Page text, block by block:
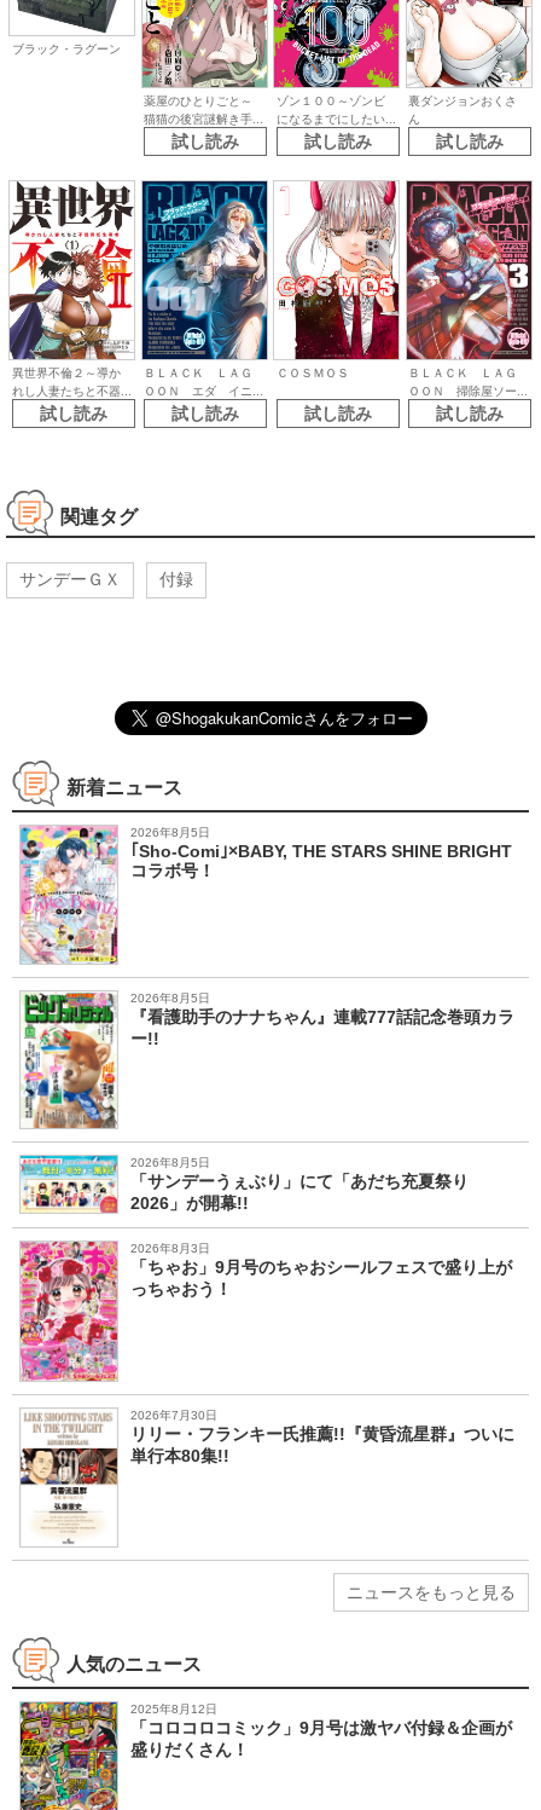
ブラック・ラグーン
薬屋のひとりごと～
猫猫の後宮謎解き手...
試し読み
ゾン１００～ゾンビ
になるまでにしたい...
試し読み
裏ダンジョンおくさ
ん
試し読み
異世界不倫２～導か
れし人妻たちと不器...
試し読み
ＢＬＡＣＫ ＬＡＧ
ＯＯＮ エダ イニ...
試し読み
ＣＯＳＭＯＳ
試し読み
ＢＬＡＣＫ ＬＡＧ
ＯＯＮ 掃除屋ソー...
試し読み
関連タグ
サンデーＧＸ 付録
新着ニュース
2026年8月5日
｢Sho-Comi｣×BABY, THE STARS SHINE BRIGHT
コラボ号！
2026年8月5日
『看護助手のナナちゃん』連載777話記念巻頭カラ
ー!!
2026年8月5日
「サンデーうぇぶり」にて「あだち充夏祭り
2026」が開幕!!
2026年8月3日
「ちゃお」9月号のちゃおシールフェスで盛り上が
っちゃおう！
2026年7月30日
リリー・フランキー氏推薦!!『黄昏流星群』ついに
単行本80集!!
ニュースをもっと見る
人気のニュース
2025年8月12日
「コロコロコミック」9月号は激ヤバ付録＆企画が
盛りだくさん！